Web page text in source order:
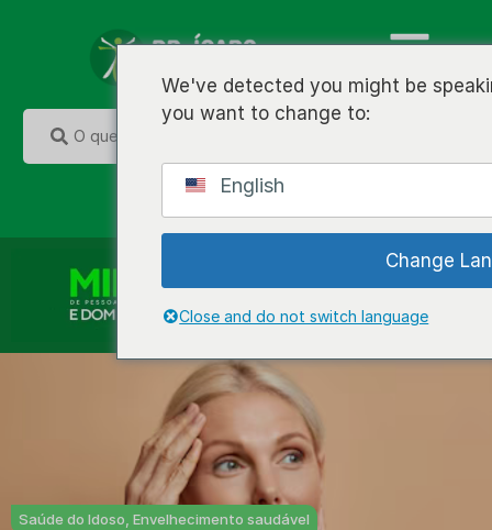
Saúde do Idoso ,Envelhecimento saudável
We've detected you might be
you want to change to:
English
Change
Close and do not switch language